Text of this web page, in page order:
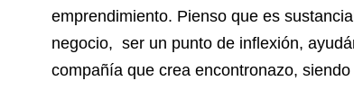
emprendimiento. Pienso que es
negocio, ser un punto de inflexión,
compañía que crea encontronazo,